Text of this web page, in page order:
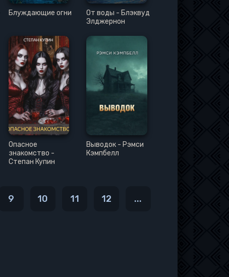
Блуждающие огни
От воды - Блэквуд
Элджернон
Опасное
знакомство -
Степан Купин
Выводок - Рэмси
Кэмпбелл
9 10 11 12 ...